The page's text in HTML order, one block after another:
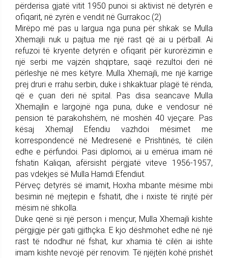
përderisa gjatë vitit 1950 punoi si aktivist në detyrën e
ofiqarit, në zyrën e vendit në Gurrakoc.(2)
Mirëpo më pas u largua nga puna për shkak se Mulla
Xhemajli nuk u pajtua me një rast që ai u përball. Ai
refuzoi të kryente detyrën e ofiqarit për kurorëzimin e
një serbi me vajzën shqiptare, saqë rezultoi deri në
përleshje në mes këtyre. Mulla Xhemajli, me një karrige
prej druri e rrahu serbin, duke i shkaktuar plagë të rënda,
që e çuan deri në spital. Pas disa seancave Mulla
Xhemajlin e largojnë nga puna, duke e vendosur në
pension të parakohshëm, në moshën 40 vjeçare. Pas
kësaj Xhemajl Efendiu vazhdoi mësimet me
korrespondencë në Medresenë e Prishtinës, të cilën
edhe e përfundoi. Pasi diplomoi, ai u emërua imam në
fshatin Kaliqan, afërsisht përgjatë viteve 1956-1957,
pas vdekjes së Mulla Hamdi Efendiut.
Përveç detyrës së imamit, Hoxha mbante mësime mbi
besimin në mejtepin e fshatit, dhe i nxiste të rinjtë për
mësim në shkolla.
Duke qenë si një person i mençur, Mulla Xhemajli kishte
përgjigje për gati gjithçka. E kjo dëshmohet edhe në një
rast të ndodhur në fshat, kur xhamia të cilën ai ishte
imam kishte nevojë për renovim. Të njëjtën kohë prishët